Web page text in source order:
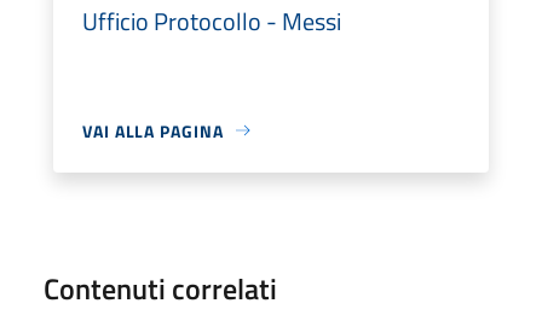
Ufficio Protocollo - Messi
VAI ALLA PAGINA
Contenuti correlati